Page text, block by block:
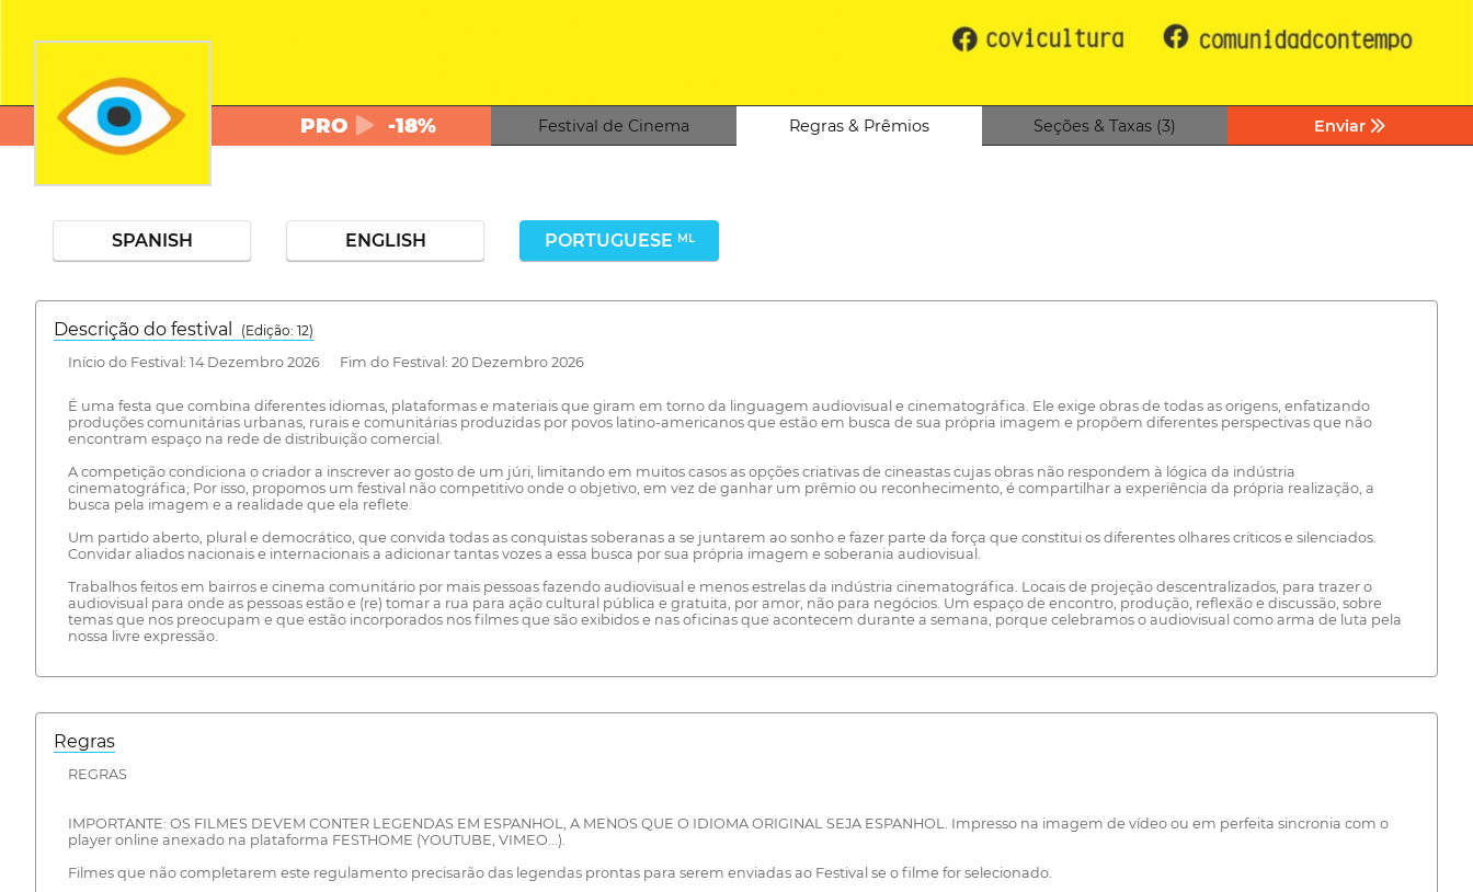
PRO -18% Festival de Cinema Regras & Prêmios Seções & Taxas (3) Enviar
SPANISH ENGLISH PORTUGUESE ML
Descrição do festival
(Edição: 12)
Início do Festival: 14 Dezembro 2026 Fim do Festival: 20 Dezembro 2026
É uma festa que combina diferentes idiomas, plataformas e materiais que giram em torno da linguagem audiovisual e cinematográfica. Ele exige obras de todas as origens, enfatizando
produções comunitárias urbanas, rurais e comunitárias produzidas por povos latino-americanos que estão em busca de sua própria imagem e propõem diferentes perspectivas que não
encontram espaço na rede de distribuição comercial.
A competição condiciona o criador a inscrever ao gosto de um júri, limitando em muitos casos as opções criativas de cineastas cujas obras não respondem à lógica da indústria
cinematográfica; Por isso, propomos um festival não competitivo onde o objetivo, em vez de ganhar um prêmio ou reconhecimento, é compartilhar a experiência da própria realização, a
busca pela imagem e a realidade que ela reflete.
Um partido aberto, plural e democrático, que convida todas as conquistas soberanas a se juntarem ao sonho e fazer parte da força que constitui os diferentes olhares críticos e silenciados.
Convidar aliados nacionais e internacionais a adicionar tantas vozes a essa busca por sua própria imagem e soberania audiovisual.
Trabalhos feitos em bairros e cinema comunitário por mais pessoas fazendo audiovisual e menos estrelas da indústria cinematográfica. Locais de projeção descentralizados, para trazer o
audiovisual para onde as pessoas estão e (re) tomar a rua para ação cultural pública e gratuita, por amor, não para negócios. Um espaço de encontro, produção, reflexão e discussão, sobre
temas que nos preocupam e que estão incorporados nos filmes que são exibidos e nas oficinas que acontecem durante a semana, porque celebramos o audiovisual como arma de luta pela
nossa livre expressão.
Regras
REGRAS
IMPORTANTE: OS FILMES DEVEM CONTER LEGENDAS EM ESPANHOL, A MENOS QUE O IDIOMA ORIGINAL SEJA ESPANHOL. Impresso na imagem de vídeo ou em perfeita sincronia com o
player online anexado na plataforma FESTHOME (YOUTUBE, VIMEO...).
Filmes que não completarem este regulamento precisarão das legendas prontas para serem enviadas ao Festival se o filme for selecionado.